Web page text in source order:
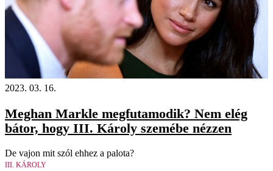
2023. 03. 16.
Meghan Markle megfutamodik? Nem elég
bátor, hogy III. Károly szemébe nézzen
De vajon mit szól ehhez a palota?
III. KÁROLY